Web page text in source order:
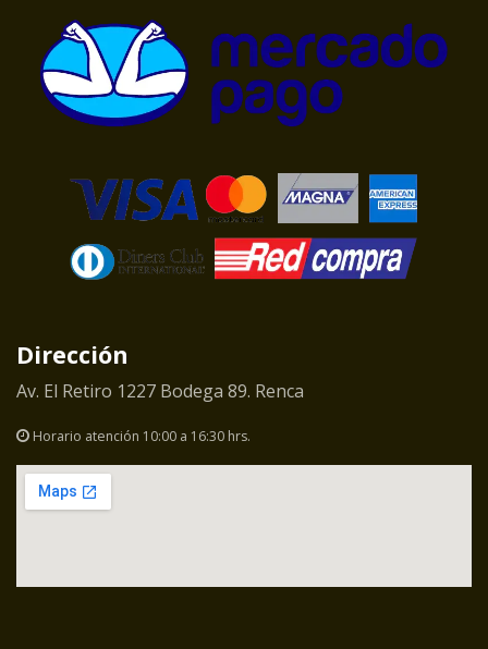
Dirección
Av. El Retiro 1227 Bodega 89. Renca
Horario atención 10:00 a 16:30 hrs.